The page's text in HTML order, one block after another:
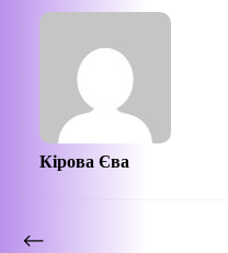
Кірова Єва
Post
⟵